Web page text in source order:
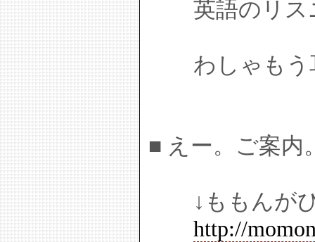
英語のリス
わしゃもう
■ えー。ご案内
↓ももんがひ
http://